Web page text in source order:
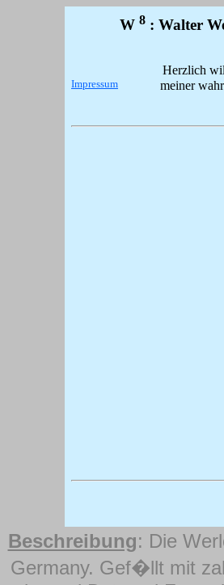
W 8 : Walter
Impressum
Herzlich
meiner
Beschreibung: Die
Germany. Gef�llt mit